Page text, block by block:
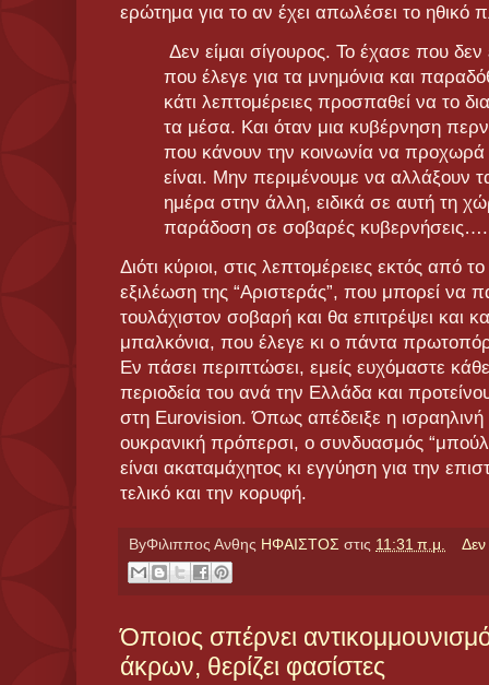
ερώτημα για το αν έχει απωλέσει το ηθικό
Δεν είμαι σίγουρος. Το έχασε που
που έλεγε για τα μνημόνια και
κάτι λεπτομέρειες προσπαθεί να το
τα μέσα. Και όταν μια κυβέρνηση
που κάνουν την κοινωνία να προχωρά
είναι. Μην περιμένουμε να αλλάξουν
ημέρα στην άλλη, ειδικά σε αυτή τη
παράδοση σε σοβαρές κυβερνήσεις….
Διότι κύριοι, στις λεπτομέρειες εκτός από
εξιλέωση της “Αριστεράς”, που μπορεί να
τουλάχιστον σοβαρή και θα επιτρέψει και
μπαλκόνια, που έλεγε κι ο πάντα
Εν πάσει περιπτώσει, εμείς ευχόμαστε
περιοδεία του ανά την Ελλάδα και
στη Eurovision. Όπως απέδειξε η ισραηλινή
ουκρανική πρόπερσι, ο συνδυασμός
είναι ακαταμάχητος κι εγγύηση για την
τελικό και την κορυφή.
ByΦιλιππος Ανθης ΗΦΑΙΣΤΟΣ στις 11:31 π.μ.
Όποιος σπέρνει
άκρων, θερίζει φασίστες